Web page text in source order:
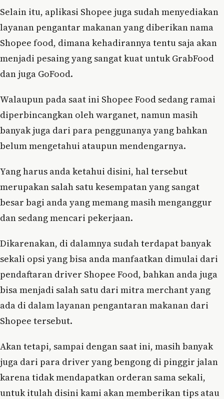
Selain itu, aplikasi Shopee juga sudah menyediakan
layanan pengantar makanan yang diberikan nama
Shopee food, dimana kehadirannya tentu saja akan
menjadi pesaing yang sangat kuat untuk GrabFood
dan juga GoFood.
Walaupun pada saat ini Shopee Food sedang ramai
diperbincangkan oleh warganet, namun masih
banyak juga dari para penggunanya yang bahkan
belum mengetahui ataupun mendengarnya.
Yang harus anda ketahui disini, hal tersebut
merupakan salah satu kesempatan yang sangat
besar bagi anda yang memang masih menganggur
dan sedang mencari pekerjaan.
Dikarenakan, di dalamnya sudah terdapat banyak
sekali opsi yang bisa anda manfaatkan dimulai dari
pendaftaran driver Shopee Food, bahkan anda juga
bisa menjadi salah satu dari mitra merchant yang
ada di dalam layanan pengantaran makanan dari
Shopee tersebut.
Akan tetapi, sampai dengan saat ini, masih banyak
juga dari para driver yang bengong di pinggir jalan
karena tidak mendapatkan orderan sama sekali,
untuk itulah disini kami akan memberikan tips atau